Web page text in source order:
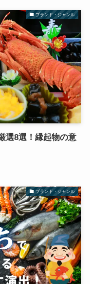
ブランド・ジャンル
選8選！縁起物の意
ブランド・ジャンル